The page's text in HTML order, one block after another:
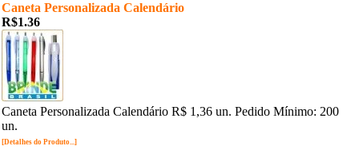
Caneta Personalizada Calendário
R$1.36
Caneta Personalizada Calendário R$ 1,36 un. Pedido Mínimo: 200
un.
[Detalhes do Produto...]